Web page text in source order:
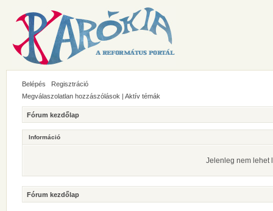
Belépés
Regisztráció
Megválaszolatlan hozzászólások | Aktív témák
Fórum kezdőlap
Információ
Jelenleg nem lehet
Fórum kezdőlap